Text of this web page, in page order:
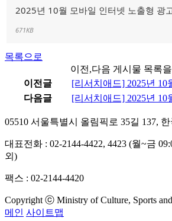
2025년 10월 모바일 인터넷 노출형 광
671KB
목록으로
이전,다음 게시물 목록
이전글
[리서치애드] 2025년
다음글
[리서치애드] 2025년 10
05510 서울특별시 올림픽로 35길 137,
대표전화 : 02-2144-4422, 4423 (월~금
외)
팩스 : 02-2144-4420
Copyright ⓒ Ministry of Culture, Sports
메인 사이트맵